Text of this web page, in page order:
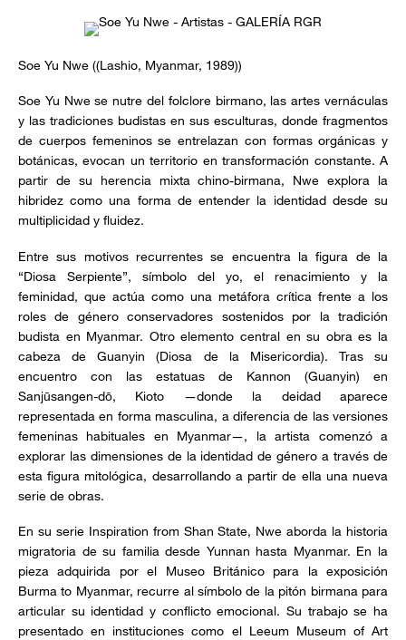
Soe Yu Nwe ((Lashio, Myanmar, 1989))
Soe Yu Nwe se nutre del folclore birmano, las artes vernáculas
y las tradiciones budistas en sus esculturas, donde fragmentos
de cuerpos femeninos se entrelazan con formas orgánicas y
botánicas, evocan un territorio en transformación constante. A
partir de su herencia mixta chino-birmana, Nwe explora la
hibridez como una forma de entender la identidad desde su
multiplicidad y fluidez.
Entre sus motivos recurrentes se encuentra la figura de la
“Diosa Serpiente”, símbolo del yo, el renacimiento y la
feminidad, que actúa como una metáfora crítica frente a los
roles de género conservadores sostenidos por la tradición
budista en Myanmar. Otro elemento central en su obra es la
cabeza de Guanyin (Diosa de la Misericordia). Tras su
encuentro con las estatuas de Kannon (Guanyin) en
Sanjūsangen-dō, Kioto —donde la deidad aparece
representada en forma masculina, a diferencia de las versiones
femeninas habituales en Myanmar—, la artista comenzó a
explorar las dimensiones de la identidad de género a través de
esta figura mitológica, desarrollando a partir de ella una nueva
serie de obras.
En su serie Inspiration from Shan State, Nwe aborda la historia
migratoria de su familia desde Yunnan hasta Myanmar. En la
pieza adquirida por el Museo Británico para la exposición
Burma to Myanmar, recurre al símbolo de la pitón birmana para
articular su identidad y conflicto emocional. Su trabajo se ha
presentado en instituciones como el Leeum Museum of Art